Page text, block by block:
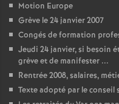
Motion Europe
Grève le 24 janvier 2007
Congés de formation
Jeudi 24 janvier, si besoin
grève et de manifester ...
Rentrée 2008, salaires,
Texte adopté par le conseil